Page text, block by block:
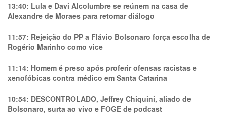
13:40: Lula e Davi Alcolumbre se reúnem na casa de
Alexandre de Moraes para retomar diálogo
11:57: Rejeição do PP a Flávio Bolsonaro força escolha de
Rogério Marinho como vice
11:14: Homem é preso após proferir ofensas racistas e
xenofóbicas contra médico em Santa Catarina
10:54: DESCONTROLADO, Jeffrey Chiquini, aliado de
Bolsonaro, surta ao vivo e FOGE de podcast